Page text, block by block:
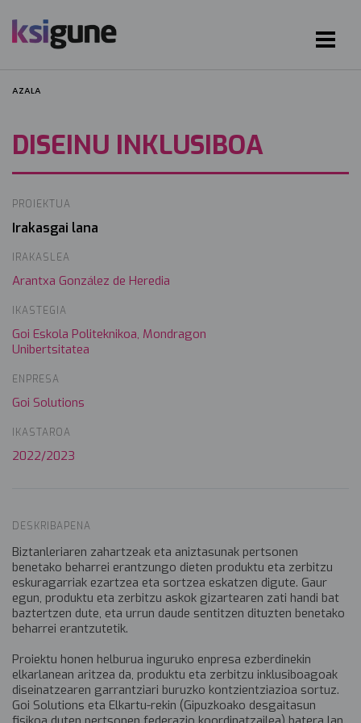
AZALA
DISEINU INKLUSIBOA
PROIEKTUA
Irakasgai lana
IRAKASLEA
Arantxa González de Heredia
IKASTEGIA
Goi Eskola Politeknikoa, Mondragon
Unibertsitatea
ENPRESA
Goi Solutions
IKASTAROA
2022/2023
DESKRIBAPENA
Biztanleriaren zahartzeak eta aniztasunak pertsonen
benetako beharrei erantzungo dieten produktu eta zerbitzu
eskuragarriak ezartzea eta sortzea eskatzen digute. Gaur
egun, produktu eta zerbitzu askok gizartearen zati handi bat
baztertzen dute, eta urrun daude sentitzen dituzten benetako
beharrei erantzutetik.
Proiektu honen helburua inguruko enpresa ezberdinekin
elkarlanean aritzea da, produktu eta zerbitzu inklusiboagoak
diseinatzearen garrantziari buruzko kontzientziazioa sortuz.
Goi Solutions eta Elkartu-rekin (Gipuzkoako desgaitasun